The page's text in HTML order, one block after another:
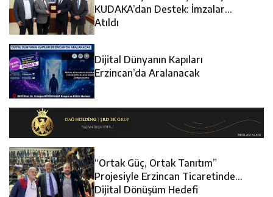
Cezaevine Gönderildi
Aldı
12:12 Erzincan Emniyet Personeline Finansal Okuryazarlık
Eğitimi
12:19 Umre Ödüllü Bilgi Yarışmasının Kazananları Kutsal
Topraklara Uğurlandı
KUDAKA’dan Destek: İmzalar
Atıldı
Dijital Dünyanın Kapıları
Erzincan’da Aralanacak
“Ortak Güç, Ortak Tanıtım”
Projesiyle Erzincan Ticaretinde
Dijital Dönüşüm Hedefi